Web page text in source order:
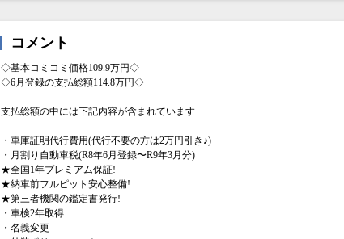
コメント
◇基本コミコミ価格109.9万円◇
◇6月登録の支払総額114.8万円◇
支払総額の中には下記内容が含まれています
・車庫証明代行費用(代行不要の方は2万円引き♪)
・月割り自動車税(R8年6月登録〜R9年3月分)
★全国1年プレミアム保証!
★納車前フルピット安心整備!
★第三者機関の鑑定書発行!
・車検2年取得
・名義変更